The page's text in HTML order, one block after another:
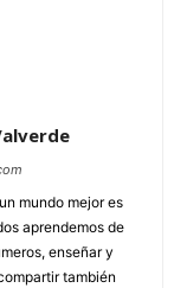
mundo mejor es
aprendemos de
enseñar y
también